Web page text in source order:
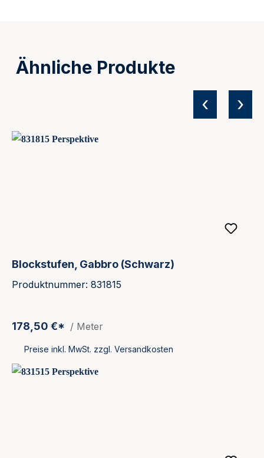
Ähnliche Produkte
Produktgalerie überspringen
Blockstufen, Gabbro (Schwarz)
Produktnummer: 831815
178,50 €* / Meter
Preise inkl. MwSt. zzgl. Versandkosten
‹ ›